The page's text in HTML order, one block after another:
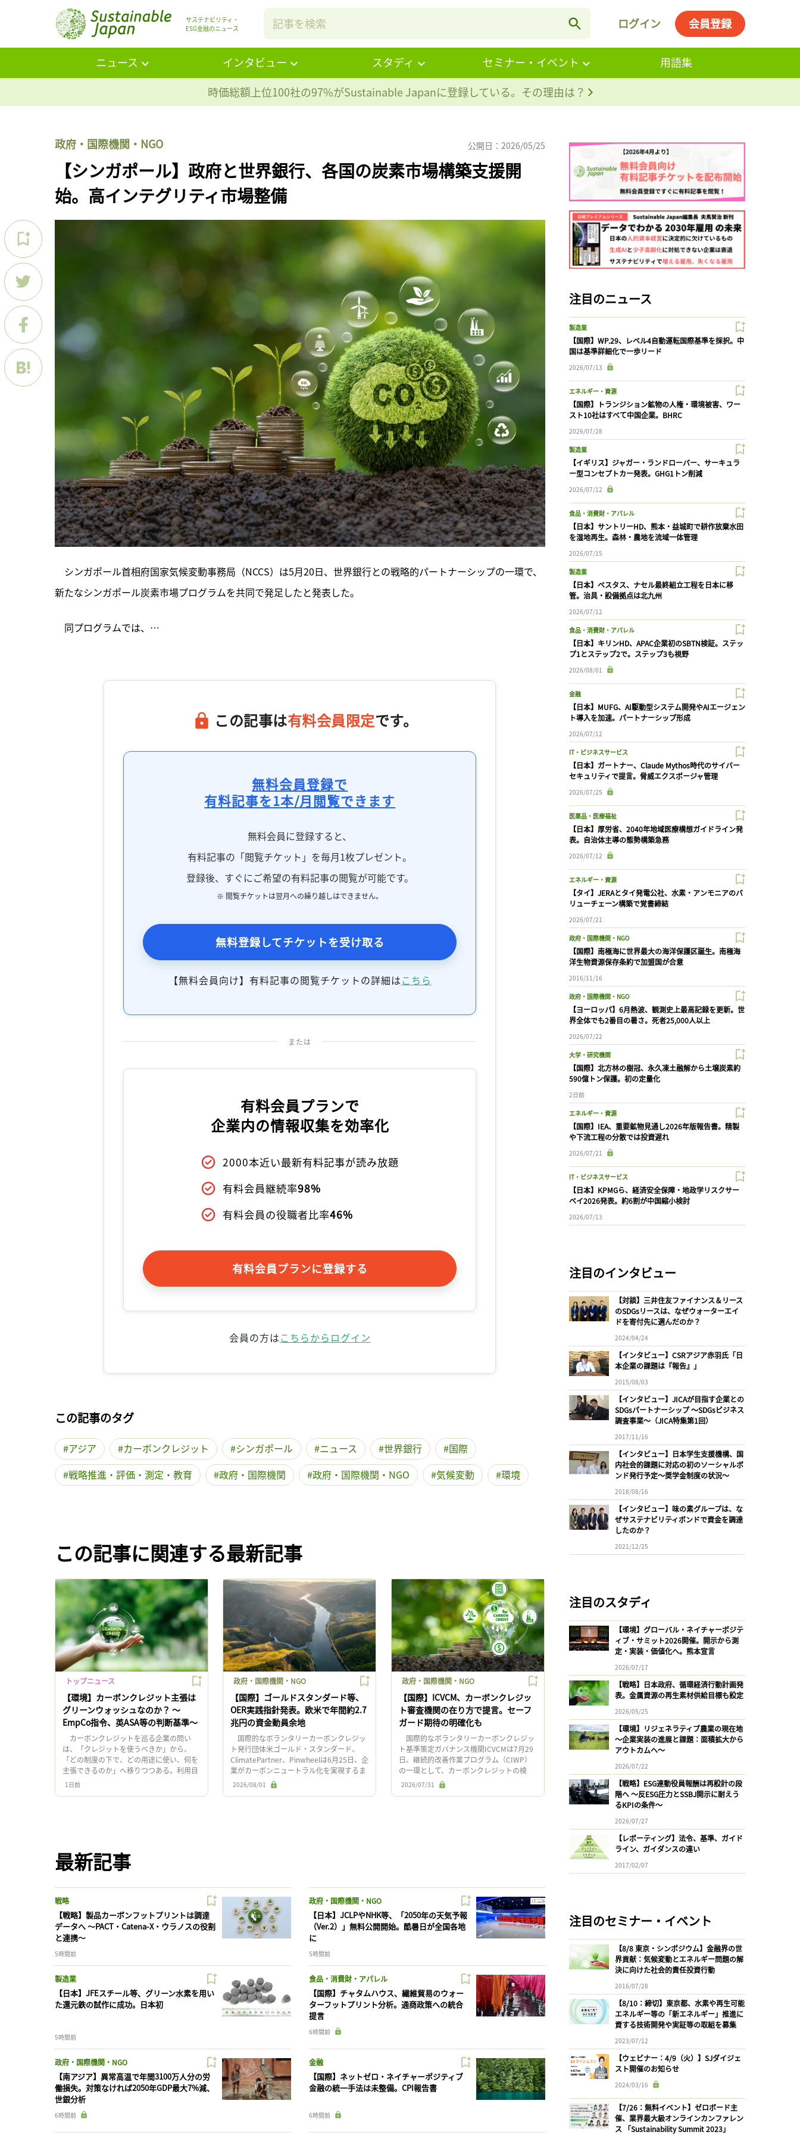
サステナビリティ・
ESG金融のニュース
ログイン 会員登録
ニュース インタビュー スタディ セミナー・イベント
用語集
時価総額上位100社の97%がSustainable Japanに登録している。その理由は？
政府・国際機関・NGO 公開日：2026/05/25
【シンガポール】政府と世界銀行、各国の炭素市場構築支援開
始。高インテグリティ市場整備
シンガポール首相府国家気候変動事務局（NCCS）は5月20日、世界銀行との戦略的パートナーシップの一環で、
新たなシンガポール炭素市場プログラムを共同で発足したと発表した。
同プログラムでは、…
この記事は有料会員限定です。
無料会員登録で
有料記事を1本/月閲覧できます
無料会員に登録すると、
有料記事の「閲覧チケット」を毎月1枚プレゼント。
登録後、すぐにご希望の有料記事の閲覧が可能です。
※ 閲覧チケットは翌月への繰り越しはできません。
無料登録してチケットを受け取る
【無料会員向け】有料記事の閲覧チケットの詳細はこちら
または
有料会員プランで
企業内の情報収集を効率化
2000本近い最新有料記事が読み放題
有料会員継続率98%
有料会員の役職者比率46%
有料会員プランに登録する
会員の方はこちらからログイン
この記事のタグ
アジア カーボンクレジット シンガポール ニュース 世界銀行
国際
戦略推進・評価・測定・教育
政府・国際機関 政府・国際機関・NGO 気候変動 環境
この記事に関連する最新記事
トップニュース
【環境】カーボンクレジット主張は
グリーンウォッシュなのか？ 〜
EmpCo指令、英ASA等の判断基準〜
カーボンクレジットを巡る企業の問い
は、「クレジットを使うべきか」から、
「どの制度の下で、どの用途に使い、何を
主張できるのか」へ移りつつある。利用目
的によって、法的・会計上の扱いが大きく
1日前
政府・国際機関・NGO
【国際】ゴールドスタンダード等、
OER実践指針発表。欧米で年間約2.7
兆円の資金動員余地
国際的なボランタリーカーボンクレジッ
ト発行団体米ゴールド・スタンダード、
ClimatePartner、Pinwheelは6月25日、企
業がカーボンニュートラル化を実現するま
でに継続する温室効果ガス排出に関する責
任「On […]
2026/08/01
政府・国際機関・NGO
【国際】ICVCM、カーボンクレジッ
ト審査機関の在り方で提言。セーフ
ガード期待の明確化も
国際的なボランタリーカーボンクレジッ
ト基準策定ガバナンス機関ICVCMは7月29
日、継続的改善作業プログラム（CIWP）
の一環として、カーボンクレジットの検
証・認証機関（VVB）の監督の在り方に関
する報告書を公表した。 […]
2026/07/31
最新記事
戦略
【戦略】製品カーボンフットプリントは調達
データへ 〜PACT・Catena-X・ウラノスの役割
と連携〜
5時間前
政府・国際機関・NGO
【日本】JCLPやNHK等、「2050年の天気予報
（Ver.2）」無料公開開始。酷暑日が全国各地
に
5時間前
製造業
【日本】JFEスチール等、グリーン水素を用い
た還元鉄の試作に成功。日本初
5時間前
食品・消費財・アパレル
【国際】チャタムハウス、繊維貿易のウォー
ターフットプリント分析。通商政策への統合
提言
6時間前
政府・国際機関・NGO
【南アジア】異常高温で年間3100万人分の労
働損失。対策なければ2050年GDP最大7%減、
世銀分析
6時間前
金融
【国際】ネットゼロ・ネイチャーポジティブ
金融の統一手法は未整備。CPI報告書
6時間前
注目のニュース
製造業
【国際】WP.29、レベル4自動運転国際基準を採択。中
国は基準詳細化で一歩リード
2026/07/13
エネルギー・資源
【国際】トランジション鉱物の人権・環境被害、ワー
スト10社はすべて中国企業。BHRC
2026/07/28
製造業
【イギリス】ジャガー・ランドローバー、サーキュラ
ー型コンセプトカー発表。GHG1トン削減
2026/07/12
食品・消費財・アパレル
【日本】サントリーHD、熊本・益城町で耕作放棄水田
を湿地再生。森林・農地を流域一体管理
2026/07/15
製造業
【日本】ベスタス、ナセル最終組立工程を日本に移
管。治具・設備拠点は北九州
2026/07/12
食品・消費財・アパレル
【日本】キリンHD、APAC企業初のSBTN検証。ステッ
プ1とステップ2で。ステップ3も視野
2026/08/01
金融
【日本】MUFG、AI駆動型システム開発やAIエージェン
ト導入を加速。パートナーシップ形成
2026/07/12
IT・ビジネスサービス
【日本】ガートナー、Claude Mythos時代のサイバー
セキュリティで提言。脅威エクスポージャ管理
2026/07/25
医薬品・医療福祉
【日本】厚労省、2040年地域医療構想ガイドライン発
表。自治体主導の態勢構築急務
2026/07/12
エネルギー・資源
【タイ】JERAとタイ発電公社、水素・アンモニアのバ
リューチェーン構築で覚書締結
2026/07/21
政府・国際機関・NGO
【国際】南極海に世界最大の海洋保護区誕生。南極海
洋生物資源保存条約で加盟国が合意
2016/11/16
政府・国際機関・NGO
【ヨーロッパ】6月熱波、観測史上最高記録を更新。世
界全体でも2番目の暑さ。死者25,000人以上
2026/07/22
大学・研究機関
【国際】北方林の樹冠、永久凍土融解から土壌炭素約
590億トン保護。初の定量化
2日前
エネルギー・資源
【国際】IEA、重要鉱物見通し2026年版報告書。精製
や下流工程の分散では投資遅れ
2026/07/21
IT・ビジネスサービス
【日本】KPMGら、経済安全保障・地政学リスクサー
ベイ2026発表。約6割が中国縮小検討
2026/07/13
注目のインタビュー
【対談】三井住友ファイナンス＆リース
のSDGsリースは、なぜウォーターエイ
ドを寄付先に選んだのか？
2024/04/24
【インタビュー】CSRアジア赤羽氏「日
本企業の課題は『報告』」
2015/08/03
【インタビュー】JICAが目指す企業との
SDGsパートナーシップ 〜SDGsビジネス
調査事業〜（JICA特集第1回）
2017/11/16
【インタビュー】日本学生支援機構、国
内社会的課題に対応の初のソーシャルボ
ンド発行予定〜奨学金制度の状況〜
2018/08/16
【インタビュー】味の素グループは、な
ぜサステナビリティボンドで資金を調達
したのか？
2021/12/25
注目のスタディ
【環境】グローバル・ネイチャーポジテ
ィブ・サミット2026開催。開示から測
定・実装・価値化へ。熊本宣言
2026/07/17
【戦略】日本政府、循環経済行動計画発
表。金属資源の再生素材供給目標も設定
2026/05/25
【環境】リジェネラティブ農業の現在地
〜企業実装の進展と課題：面積拡大から
アウトカムへ〜
2026/07/22
【戦略】ESG連動役員報酬は再設計の段
階へ 〜反ESG圧力とSSBJ開示に耐えう
るKPIの条件〜
2026/07/27
【レポーティング】法令、基準、ガイド
ライン、ガイダンスの違い
2017/02/07
注目のセミナー・イベント
【8/8 東京・シンポジウム】金融界の世
界貢献：気候変動とエネルギー問題の解
決に向けた社会的責任投資行動
2016/07/28
【8/10：締切】東京都、水素や再生可能
エネルギー等の「新エネルギー」推進に
資する技術開発や実証等の取組を募集
2023/07/12
【ウェビナー：4/9（火）】SJダイジェ
スト開催のお知らせ
2024/03/16
【7/26：無料イベント】ゼロボード主
催、業界最大級オンラインカンファレン
ス 「Sustainability Summit 2023」
記事をお気に入りに保存するには